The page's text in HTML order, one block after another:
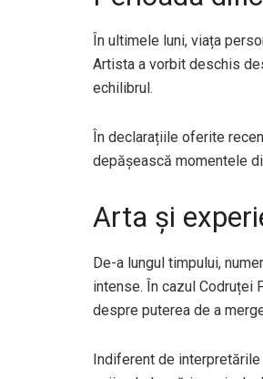
În ultimele luni, viața
Artista a vorbit deschis
echilibrul.
În declarațiile oferite
depășească momentele
Arta și
De-a lungul timpului,
intense. În cazul Codruței
despre puterea de a
Indiferent de